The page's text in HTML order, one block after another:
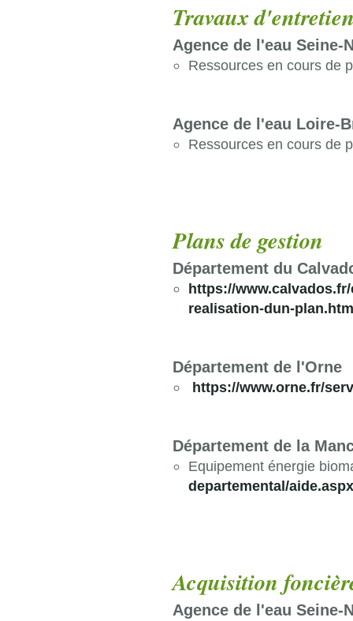
Travaux
Agence de l'eau Seine-
Ressources en cours de
Agence de l'eau Loire-
Ressources en cours de
Plans de gestion
Département du
https://
realisation-dun-
Département de l'Orne
https://www.orne.fr/
Département de la
Equipement énergie
departemental/
Acquisition
Agence de l'eau Seine-